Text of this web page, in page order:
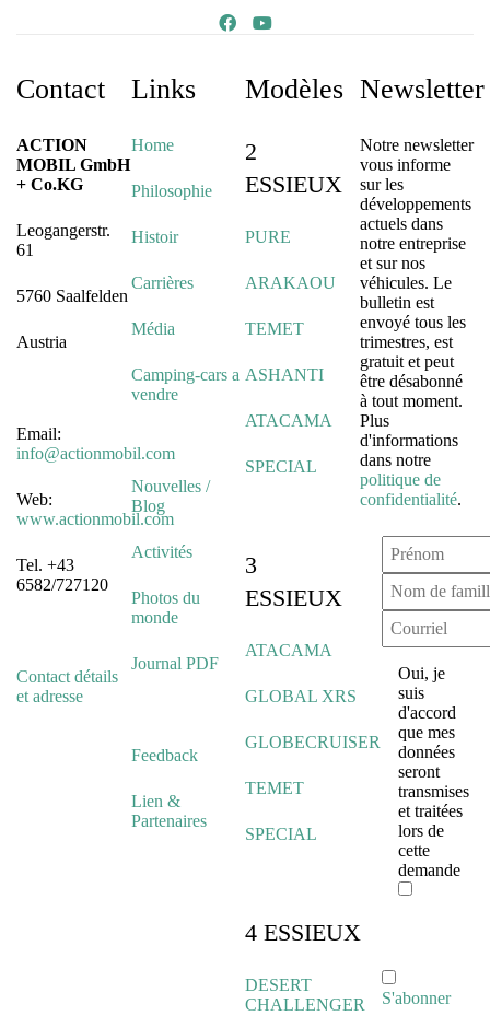
Contact
ACTION
MOBIL GmbH
+ Co.KG
Leogangerstr.
61
5760 Saalfelden
Austria
Email:
info@actionmobil.com
Web:
www.actionmobil.com
Tel. +43
6582/727120
Contact détails
et adresse
Links
Home
Philosophie
Histoir
Carrières
Média
Camping-cars a
vendre
Nouvelles /
Blog
Activités
Photos du
monde
Journal PDF
Feedback
Lien &
Partenaires
Modèles
2
ESSIEUX
PURE
ARAKAOU
TEMET
ASHANTI
ATACAMA
SPECIAL
3
ESSIEUX
ATACAMA
GLOBAL XRS
GLOBECRUISER
TEMET
SPECIAL
4 ESSIEUX
DESERT
CHALLENGER
Newsletter
Notre newsletter
vous informe
sur les
développements
actuels dans
notre entreprise
et sur nos
véhicules. Le
bulletin est
envoyé tous les
trimestres, est
gratuit et peut
être désabonné
à tout moment.
Plus
d'informations
dans notre
politique de
confidentialité.
Oui, je
suis
d'accord
que mes
données
seront
transmises
et traitées
lors de
cette
demande
S'abonner